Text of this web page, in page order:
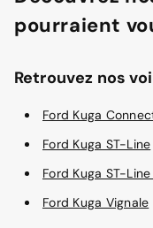
pourraient
Retrouvez nos
Ford Kuga
Ford Kuga ST-Line
Ford Kuga ST-Line
Ford Kuga Vignale